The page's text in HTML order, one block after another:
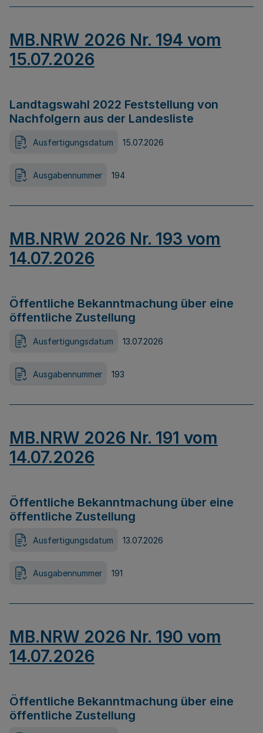
MB.NRW 2026 Nr. 194 vom
15.07.2026
Landtagswahl 2022 Feststellung von
Nachfolgern aus der Landesliste
Ausfertigungsdatum 15.07.2026
Ausgabennummer 194
MB.NRW 2026 Nr. 193 vom
14.07.2026
Öffentliche Bekanntmachung über eine
öffentliche Zustellung
Ausfertigungsdatum 13.07.2026
Ausgabennummer 193
MB.NRW 2026 Nr. 191 vom
14.07.2026
Öffentliche Bekanntmachung über eine
öffentliche Zustellung
Ausfertigungsdatum 13.07.2026
Ausgabennummer 191
MB.NRW 2026 Nr. 190 vom
14.07.2026
Öffentliche Bekanntmachung über eine
öffentliche Zustellung